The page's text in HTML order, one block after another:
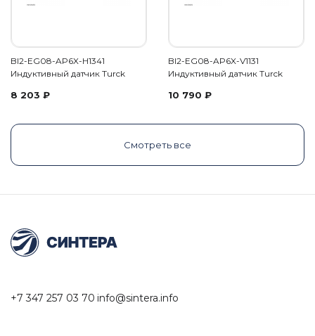
BI2-EG08-AP6X-H1341
Индуктивный датчик Turck
8 203 ₽
BI2-EG08-AP6X-V1131
Индуктивный датчик Turck
10 790 ₽
Смотреть все
+7 347 257 03 70 info@sintera.info